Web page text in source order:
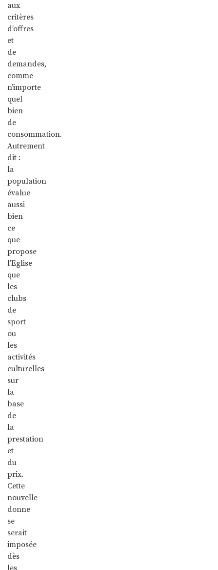
aux
critères
d’offres
et
de
demandes,
comme
n’importe
quel
bien
de
consommation.
Autrement
dit :
la
population
évalue
aussi
bien
ce
que
propose
l’Eglise
que
les
clubs
de
sport
ou
les
activités
culturelles
sur
la
base
de
la
prestation
et
du
prix.
Cette
nouvelle
donne
se
serait
imposée
dès
les